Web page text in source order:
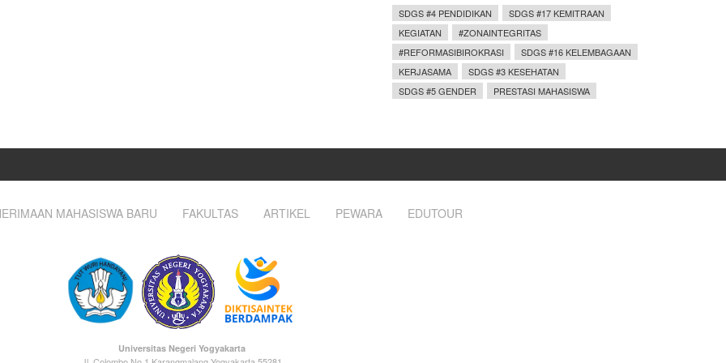
SDGS #4 PENDIDIKAN
SDGS #17 KEMITRAAN
KEGIATAN
#ZONAINTEGRITAS
#REFORMASIBIROKRASI
SDGS #16 KELEMBAGAAN
KERJASAMA
SDGS #3 KESEHATAN
SDGS #5 GENDER
PRESTASI MAHASISWA
MAHASISWA BARU FAKULTAS ARTIKEL PEWARA EDUTOUR
Universitas Negeri Yogyakarta